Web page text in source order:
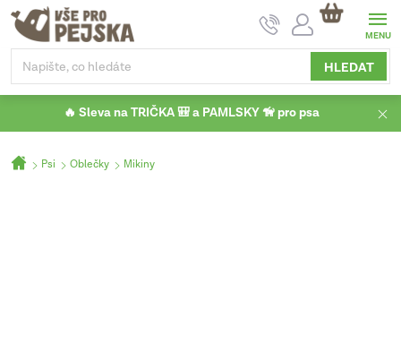
Přejít
obsah
HLEDAT
NÁKUPNÍ
KOŠÍK
🔥 Sleva na TRIČKA 🎒 a PAMLSKY 🦮 pro psa
Domů
Psi Oblečky Mikiny